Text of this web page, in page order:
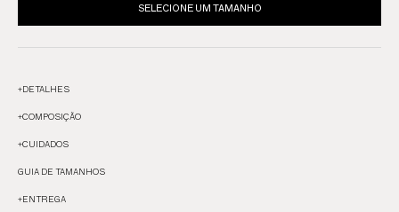
SELECIONE UM TAMANHO
+DETALHES
+COMPOSIÇÃO
+CUIDADOS
GUIA DE TAMANHOS
+ENTREGA